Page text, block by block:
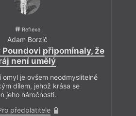
Reflexe
Adam Borzič
připomínaly, že
není umělý
omyl je ovšem neodmyslitelně
dílem, jehož krása se
jeho náročnosti.
předplatitele